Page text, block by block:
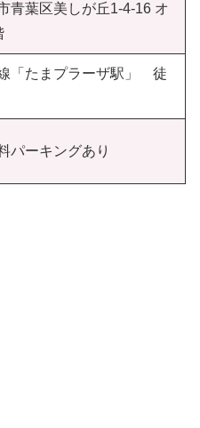
青葉区美しが丘1-4-16 オ
「たまプラーザ駅」 徒
パーキングあり